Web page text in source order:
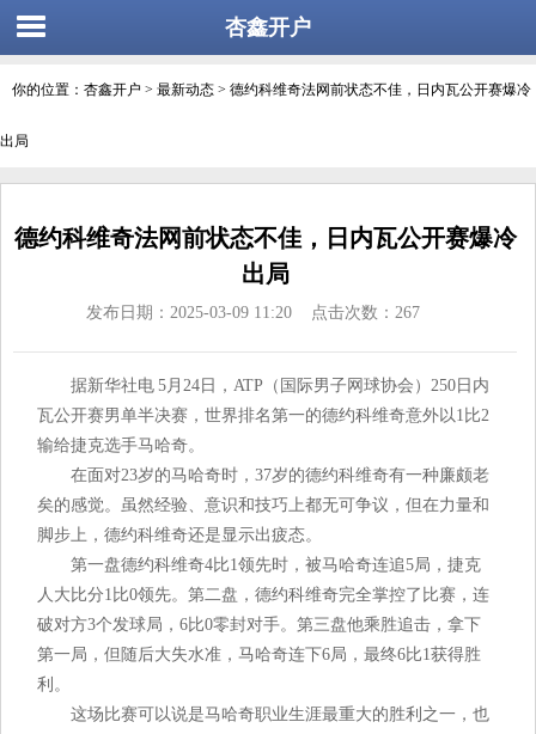
杏鑫开户
你的位置： 杏鑫开户 > 最新动态 > 德约科维奇法网前状态不佳，日内瓦公开赛爆冷
出局
德约科维奇法网前状态不佳，日内瓦公开赛爆冷
出局
发布日期：2025-03-09 11:20 点击次数：267
据新华社电 5月24日，ATP（国际男子网球协会）250日内
瓦公开赛男单半决赛，世界排名第一的德约科维奇意外以1比2
输给捷克选手马哈奇。
在面对23岁的马哈奇时，37岁的德约科维奇有一种廉颇老
矣的感觉。虽然经验、意识和技巧上都无可争议，但在力量和
脚步上，德约科维奇还是显示出疲态。
第一盘德约科维奇4比1领先时，被马哈奇连追5局，捷克
人大比分1比0领先。第二盘，德约科维奇完全掌控了比赛，连
破对方3个发球局，6比0零封对手。第三盘他乘胜追击，拿下
第一局，但随后大失水准，马哈奇连下6局，最终6比1获得胜
利。
这场比赛可以说是马哈奇职业生涯最重大的胜利之一，也